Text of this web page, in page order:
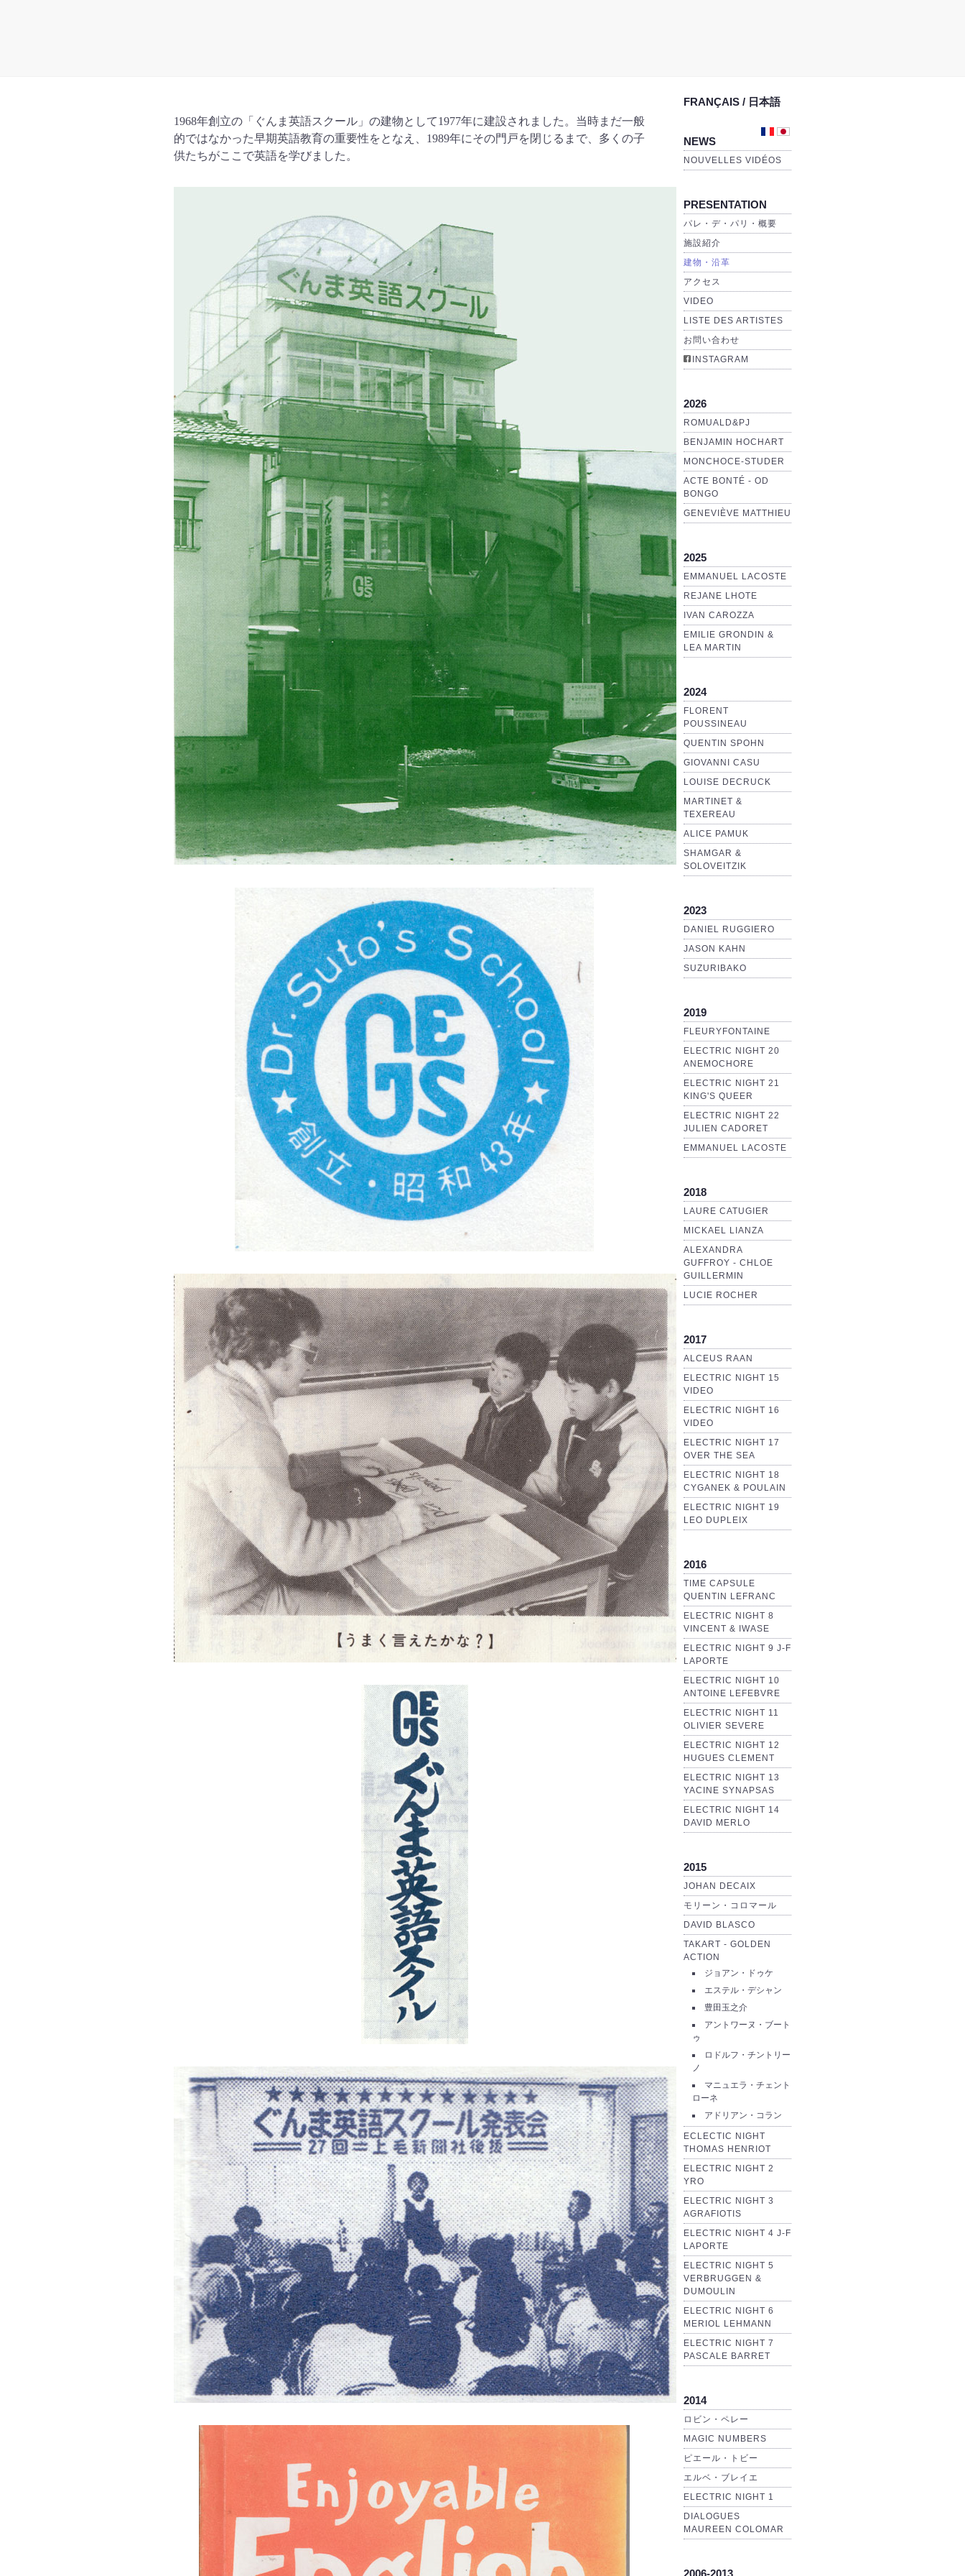
1968年創立の「ぐんま英語スクール」の建物として1977年に建設されました。当時まだ一般
的ではなかった早期英語教育の重要性をとなえ、 1989年にその門戸を閉じるまで、多くの子
供たちがここで英語を学びました。
FRANÇAIS / 日本語
NEWS
NOUVELLES VIDÉOS
PRESENTATION
パレ・デ・パリ・概要
施設紹介
建物・沿革
アクセス
VIDEO
LISTE DES ARTISTES
お問い合わせ
INSTAGRAM
2026
ROMUALD&PJ
BENJAMIN HOCHART
MONCHOCE-STUDER
ACTE BONTÉ - OD
BONGO
GENEVIÈVE MATTHIEU
2025
EMMANUEL LACOSTE
REJANE LHOTE
IVAN CAROZZA
EMILIE GRONDIN &
LEA MARTIN
2024
FLORENT
POUSSINEAU
QUENTIN SPOHN
GIOVANNI CASU
LOUISE DECRUCK
MARTINET &
TEXEREAU
ALICE PAMUK
SHAMGAR &
SOLOVEITZIK
2023
DANIEL RUGGIERO
JASON KAHN
SUZURIBAKO
2019
FLEURYFONTAINE
ELECTRIC NIGHT 20
ANEMOCHORE
ELECTRIC NIGHT 21
KING'S QUEER
ELECTRIC NIGHT 22
JULIEN CADORET
EMMANUEL LACOSTE
2018
LAURE CATUGIER
MICKAEL LIANZA
ALEXANDRA
GUFFROY - CHLOE
GUILLERMIN
LUCIE ROCHER
2017
ALCEUS RAAN
ELECTRIC NIGHT 15
VIDEO
ELECTRIC NIGHT 16
VIDEO
ELECTRIC NIGHT 17
OVER THE SEA
ELECTRIC NIGHT 18
CYGANEK & POULAIN
ELECTRIC NIGHT 19
LEO DUPLEIX
2016
TIME CAPSULE
QUENTIN LEFRANC
ELECTRIC NIGHT 8
VINCENT & IWASE
ELECTRIC NIGHT 9 J-F
LAPORTE
ELECTRIC NIGHT 10
ANTOINE LEFEBVRE
ELECTRIC NIGHT 11
OLIVIER SEVERE
ELECTRIC NIGHT 12
HUGUES CLEMENT
ELECTRIC NIGHT 13
YACINE SYNAPSAS
ELECTRIC NIGHT 14
DAVID MERLO
2015
JOHAN DECAIX
モリーン・コロマール
DAVID BLASCO
TAKART - GOLDEN
ACTION
ジョアン・ドゥケ
エステル・デシャン
豊田玉之介
アントワーヌ・ブート
ゥ
ロドルフ・チントリー
ノ
マニュエラ・チェント
ローネ
アドリアン・コラン
ECLECTIC NIGHT
THOMAS HENRIOT
ELECTRIC NIGHT 2
YRO
ELECTRIC NIGHT 3
AGRAFIOTIS
ELECTRIC NIGHT 4 J-F
LAPORTE
ELECTRIC NIGHT 5
VERBRUGGEN &
DUMOULIN
ELECTRIC NIGHT 6
MERIOL LEHMANN
ELECTRIC NIGHT 7
PASCALE BARRET
2014
ロビン・ペレー
MAGIC NUMBERS
ピエール・トビー
エルベ・ブレイエ
ELECTRIC NIGHT 1
DIALOGUES
MAUREEN COLOMAR
2006-2013